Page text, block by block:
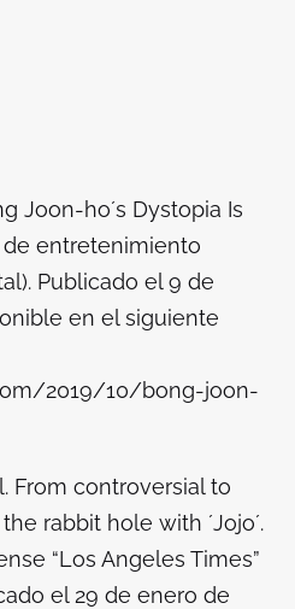
Joon-ho´s Dystopia Is
de entretenimiento
Publicado el 9 de
en el siguiente
2019/10/bong-joon-
From controversial to
rabbit hole with ´Jojo´.
“Los Angeles Times”
el 29 de enero de